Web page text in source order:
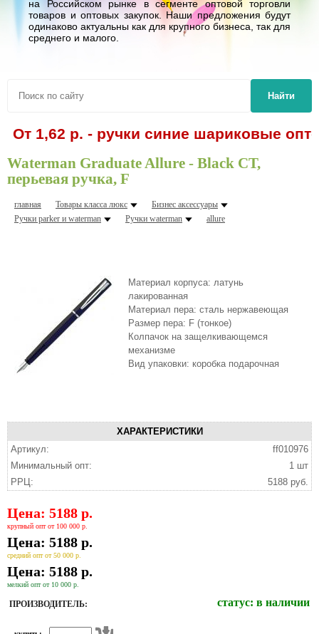
на Российском рынке в сегменте оптовой торговли
товаров и оптовых закупок. Наши предложения будут
одинаково актуальны как для крупного бизнеса, так для
среднего и малого.
Найти
От 1,62 р. - ручки синие шариковые
Waterman Graduate Allure - Black CT,
перьевая ручка, F
главная Товары класса люкс
Бизнес аксессуары
Ручки parker и waterman
Ручки waterman allure
Материал корпуса: латунь
лакированная
Материал пера: сталь нержавеющая
Размер пера: F (тонкое)
Колпачок на защелкивающемся
механизме
Вид упаковки: коробка подарочная
ХАРАКТЕРИСТИКИ
Артикул:
ff010976
Минимальный опт:
1 шт
РРЦ:
5188 руб.
Цена: 5188 р.
крупный опт от 100 000 р.
Цена: 5188 р.
средний опт от 50 000 р.
Цена: 5188 р.
мелкий опт от 10 000 р.
ПРОИЗВОДИТЕЛЬ: статус: в наличии